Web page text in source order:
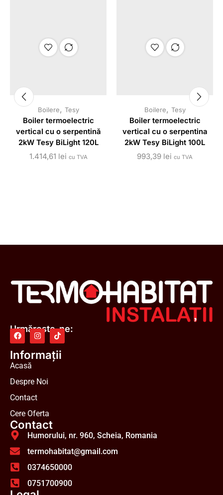
Boilere, Tesy
Boiler termoelectric
vertical cu o serpentină
2kW Tesy BiLight 120L
1.414,61 lei cu TVA
Boilere, Tesy
Boiler termoelectric
vertical cu o serpentina
2kW Tesy BiLight 100L
993,39 lei cu TVA
Urmărește-ne:
Informații
Acasă
Despre Noi
Contact
Cere Oferta
Contact
Humorului, nr. 960, Scheia, Romania
termohabitat@gmail.com
0374650000
0751700900